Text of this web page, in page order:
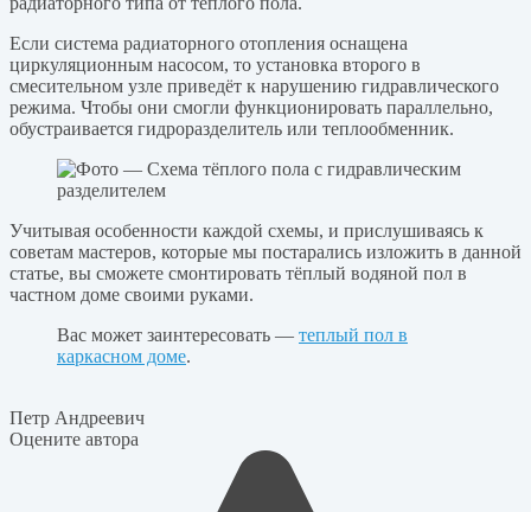
Если система радиаторного отопления оснащена
циркуляционным насосом, то установка второго в
смесительном узле приведёт к нарушению гидравлического
режима. Чтобы они смогли функционировать параллельно,
обустраивается гидроразделитель или теплообменник.
Учитывая особенности каждой схемы, и прислушиваясь к
советам мастеров, которые мы постарались изложить в данной
статье, вы сможете смонтировать тёплый водяной пол в
частном доме своими руками.
Вас может заинтересовать — теплый пол в
каркасном доме.
Петр Андреевич
Оцените автора